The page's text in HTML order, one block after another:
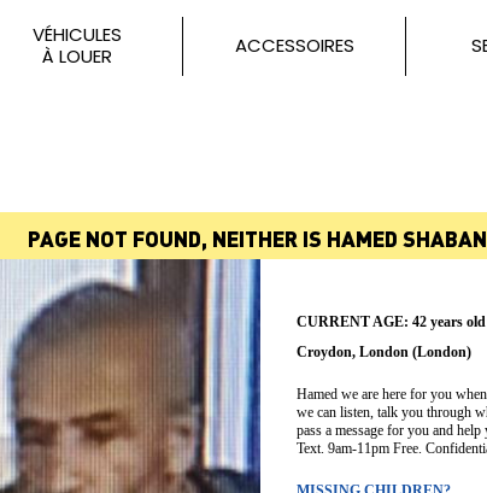
VÉHICULES
À LOUER
ACCESSOIRES